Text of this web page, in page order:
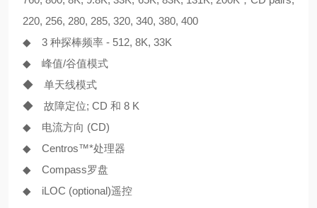
220, 256, 280, 285, 320, 340, 380, 400
◆ 3 种探棒频率 - 512, 8K, 33K
◆ 峰值/谷值模式
◆ 单天线模式
◆ 故障定位; CD 和 8 K
◆ 电流方向 (CD)
◆ Centros™*处理器
◆ Compass罗盘
◆ iLOC (optional)遥控